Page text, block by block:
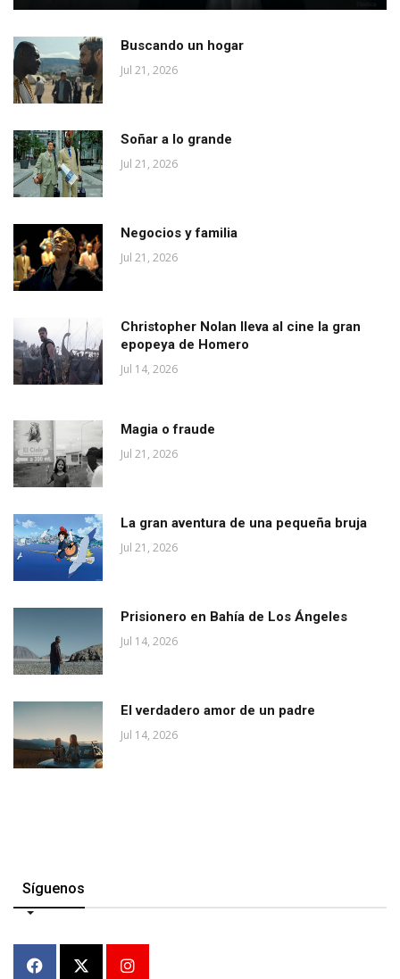
Buscando un hogar
Jul 21, 2026
Soñar a lo grande
Jul 21, 2026
Negocios y familia
Jul 21, 2026
Christopher Nolan lleva al cine la gran
epopeya de Homero
Jul 14, 2026
Magia o fraude
Jul 21, 2026
La gran aventura de una pequeña bruja
Jul 21, 2026
Prisionero en Bahía de Los Ángeles
Jul 14, 2026
El verdadero amor de un padre
Jul 14, 2026
Síguenos